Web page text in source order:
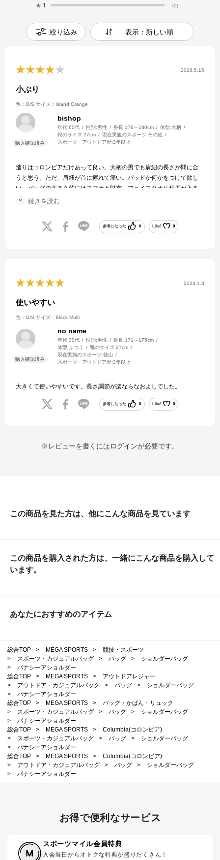
★ 1 (0)
絞り込み 表示：新しい順
2026.5.15
小ぶり
色：O/S サイズ：Island Orange
bishop
年代:60代 性別:男性 身長:176～180cm 体型:大柄
靴のサイズ:27cm 現在実施のスポーツ:その他
スポーツ・アウトドア歴:3年以上
造りはコロンビアだけあって良い。大柄の男でも肩紐の長さが間に合
うと思う。ただ、肩紐が首に擦れて痛い。パッドか何かをつけて欲し
い。バッグの大きさ的にはスマホと財布、フェイスタオル程度が入る
ミニマムサイズ。後ろポッケは小型のスマホなら入るが、
続きを読む
参考になった 0 Like! 0
2026.1.3
使いやすい
色：O/S サイズ：Black Multi
no name
年代:30代 性別:男性 身長:171～175cm
体型: ふつう 靴のサイズ:27cm
現在実施のスポーツ:登山
スポーツ・アウトドア歴:3年以上
大きくて使いやすいです。長さ調節が楽ならなおよしでした。
参考になった 0 Like! 0
※レビューを書くにはログインが必要です。
この商品を見た方は、他にこんな商品を見ています
この商品を購入された方は、一緒にこんな商品を購入して
います。
あなたにおすすめのアイテム
総合TOP > MEGA SPORTS >
競技・スポーツ
>
スポーツ・カジュアルバッグ > バッグ >
ショルダーバッグ
>
パナシーアショルダー
総合TOP
> MEGA SPORTS >
アウトドアレジャー
>
アウトドア・カジュアルバッグ > バッグ >
ショルダーバッグ
>
パナシーアショルダー
総合TOP
> MEGA SPORTS >
バッグ・かばん・リュック
>
スポーツ・カジュアルバッグ > バッグ >
ショルダーバッグ
>
パナシーアショルダー
総合TOP
> MEGA SPORTS >
Columbia(コロンビア)
>
スポーツ・カジュアルバッグ > バッグ >
ショルダーバッグ
>
パナシーアショルダー
総合TOP
> MEGA SPORTS >
Columbia(コロンビア)
>
アウトドア・カジュアルバッグ > バッグ >
ショルダーバッグ
>
パナシーアショルダー
お得で便利なサービス
スポーツマイル会員特典
入会当日からオトクな特典が盛りだくさん！